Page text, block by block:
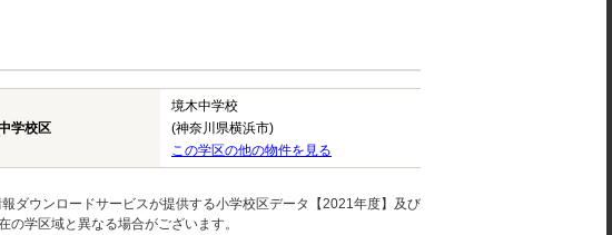
学校区
境木中学校
(神奈川県横浜市)
この学区の他の物件を見る
ダウンロードサービスが提供する小学校区データ【2021年度】及び
学区域と異なる場合がございます。